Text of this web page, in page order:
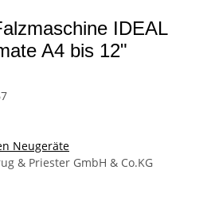
IDEAL
A4 bis 12"
Neugeräte
& Priester GmbH & Co.KG